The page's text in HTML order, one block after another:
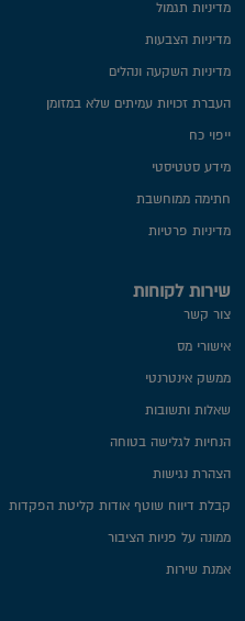
מדיניות תגמול
מדיניות הצבעות
מדיניות השקעה ונהלים
העברת זכויות עמיתים שלא במזומן
ייפוי כח
מידע סטטיסטי
חתימה ממוחשבת
מדיניות פרטיות​
שירות לקוחות
צור קשר
אישורי מס
ממשק אינטרנטי
שאלות ותשובות
הנחיות לגלישה בטוחה
הצהרת נגישות
קבלת דיווח שוטף אודות קליטת הפקדות
ממונה על פניות הציבור
אמנת שירות